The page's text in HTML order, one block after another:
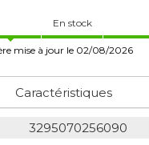
En stock
mise à jour le 02/08/2026
Caractéristiques
3295070256090